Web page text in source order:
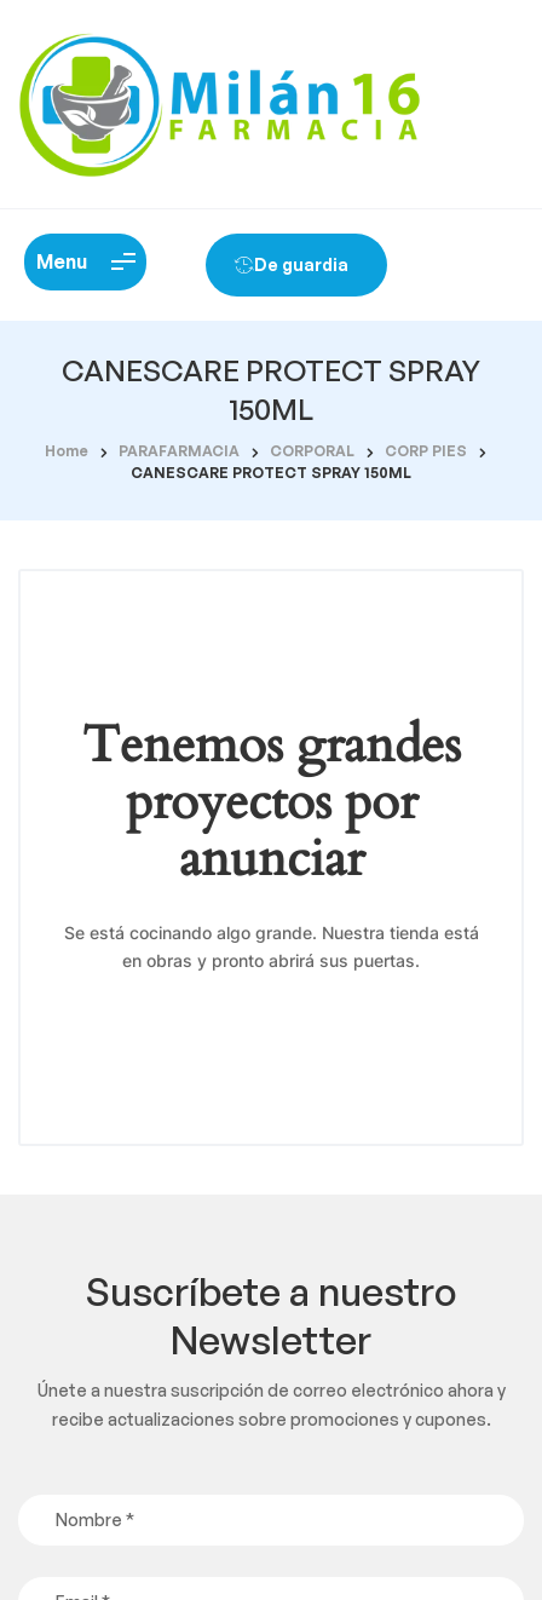
Menu De guardia
CANESCARE PROTECT SPRAY
150ML
Home PARAFARMACIA CORPORAL
CORP PIES
CANESCARE PROTECT SPRAY 150ML
Tenemos grandes
proyectos por
anunciar
Se está cocinando algo grande. Nuestra tienda está
en obras y pronto abrirá sus puertas.
Suscríbete a nuestro
Newsletter
Únete a nuestra suscripción de correo electrónico ahora y
recibe actualizaciones sobre promociones y cupones.